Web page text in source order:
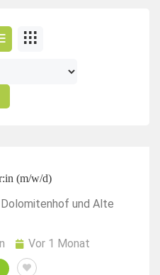
(m/w/d)
und Alte
Vor 1 Monat